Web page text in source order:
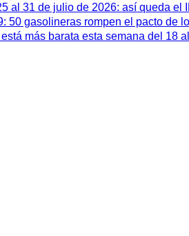
al 31 de julio de 2026: así queda el
50 gasolineras rompen el pacto de
más barata esta semana del 18